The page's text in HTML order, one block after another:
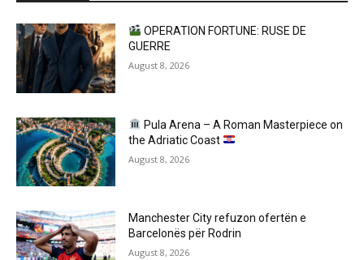
OPERATION FORTUNE: RUSE DE
GUERRE
August 8, 2026
Pula Arena – A Roman Masterpiece on
the Adriatic Coast
August 8, 2026
Manchester City refuzon ofertën e
Barcelonës për Rodrin
August 8, 2026